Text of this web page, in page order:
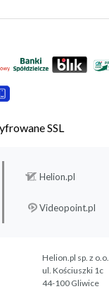
SSL
Helion.pl
Videopoint.pl
Helion.pl sp. z o.o.
ul. Kościuszki 1c
44-100 Gliwice